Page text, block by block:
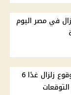
في مصر اليوم
البحوث الفلكية تحسم مزاعم وقوع زلزال غدًا 6